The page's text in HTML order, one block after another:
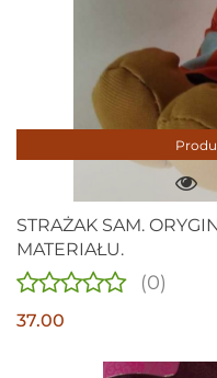
STRAŻAK SAM.
MATERIAŁU.
(0)
37.00